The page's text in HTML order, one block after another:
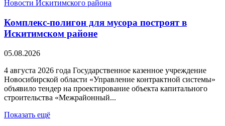
Новости Искитимского района
Комплекс-полигон для мусора построят в
Искитимском районе
05.08.2026
4 августа 2026 года Государственное казенное учреждение
Новосибирской области «Управление контрактной системы»
объявило тендер на проектирование объекта капитального
строительства «Межрайонный...
Показать ещё